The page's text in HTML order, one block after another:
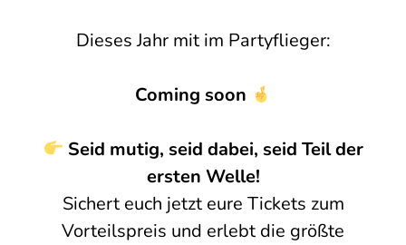
Dieses Jahr mit im Partyflieger:
Coming soon
Seid mutig, seid dabei, seid Teil der
ersten Welle!
Sichert euch jetzt eure Tickets zum
Vorteilspreis und erlebt die größte